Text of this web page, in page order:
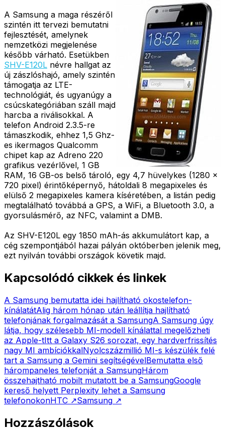
A Samsung a maga részéről
szintén itt tervezi bemutatni
fejlesztését, amelynek
nemzetközi megjelenése
később várható. Esetükben
SHV-E120L névre hallgat az
új zászlóshajó, amely szintén
támogatja az LTE-
technológiát, és ugyanúgy a
csúcskategóriában száll majd
harcba a riválisokkal. A
telefon Android 2.3.5-re
támaszkodik, ehhez 1,5 Ghz-
es ikermagos Qualcomm
chipet kap az Adreno 220
grafikus vezérlővel, 1 GB
RAM, 16 GB-os belső tároló, egy 4,7 hüvelykes (1280 x
720 pixel) érintőképernyő, hátoldali 8 megapixeles és
elülső 2 megapixeles kamera kíséretében, a listán pedig
megtalálható továbbá a GPS, a WiFi, a Bluetooth 3.0, a
gyorsulásmérő, az NFC, valamint a DMB.
Az SHV-E120L egy 1850 mAh-ás akkumulátort kap, a
cég szempontjából hazai pályán októberben jelenik meg,
ezt nyilván további országok követik majd.
Kapcsolódó cikkek és linkek
A Samsung bemutatta idei hajlítható okostelefon-
kínálatátAlig három hónap után leállítja hajlítható
telefonjának forgalmazását a SamsungA Samsung úgy
látja, hogy szélesebb MI-modell kínálattal megelőzheti
az Apple-tItt a Galaxy S26 sorozat, egy hardverfrissítés
nagy MI ambíciókkalNyolcszázmillió MI-s készülék felé
tart a Samsung a Gemini segítségévelBemutatta első
hárompaneles telefonját a SamsungHárom
összehajtható mobilt mutatott be a SamsungGoogle
kereső helyett Perplexity lehet a Samsung
telefonokonHTC ↗Samsung ↗
Hozzászólások